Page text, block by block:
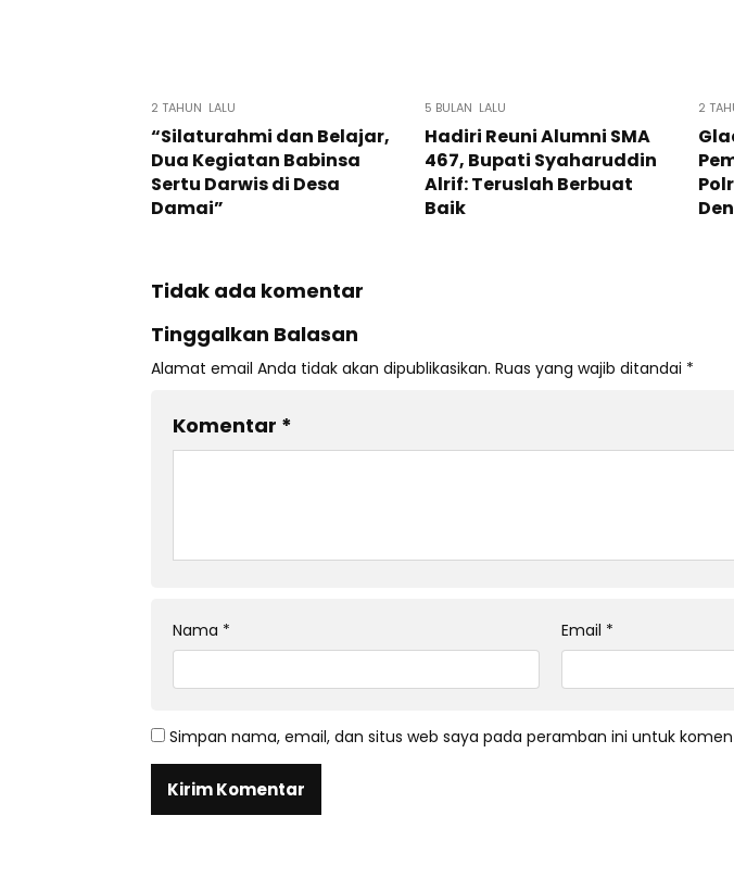
2 TAHUN LALU
“Silaturahmi dan Belajar,
Dua Kegiatan Babinsa
Sertu Darwis di Desa
Damai”
5 BULAN LALU
Hadiri Reuni Alumni SMA
467, Bupati Syaharuddin
Alrif: Teruslah Berbuat
Baik
2
Tidak ada komentar
Tinggalkan Balasan
Alamat email Anda tidak akan dipublikasikan. Ruas yang wajib ditandai *
Komentar *
Nama * Email *
Simpan nama, email, dan situs web saya pada peramban ini untuk